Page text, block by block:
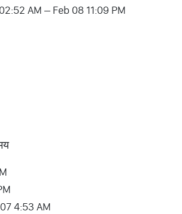
AM – Feb 08 11:09 PM
4:53 AM